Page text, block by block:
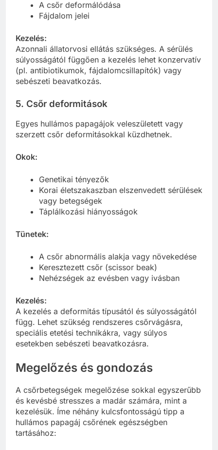
A csőr deformálódása
Fájdalom jelei
Kezelés:
Azonnali állatorvosi ellátás szükséges. A sérülés
súlyosságától függően a kezelés lehet konzervatív
(pl. antibiotikumok, fájdalomcsillapítók) vagy
sebészeti beavatkozás.
5. Csőr deformitások
Egyes hullámos papagájok veleszületett vagy
szerzett csőr deformitásokkal küzdhetnek.
Okok:
Genetikai tényezők
Korai életszakaszban elszenvedett sérülések
vagy betegségek
Táplálkozási hiányosságok
Tünetek:
A csőr abnormális alakja vagy növekedése
Keresztezett csőr (scissor beak)
Nehézségek az evésben vagy ivásban
Kezelés:
A kezelés a deformitás típusától és súlyosságától
függ. Lehet szükség rendszeres csőrvágásra,
speciális etetési technikákra, vagy súlyos
esetekben sebészeti beavatkozásra.
Megelőzés és gondozás
A csőrbetegségek megelőzése sokkal egyszerűbb
és kevésbé stresszes a madár számára, mint a
kezelésük. Íme néhány kulcsfontosságú tipp a
hullámos papagáj csőrének egészségben
tartásához: